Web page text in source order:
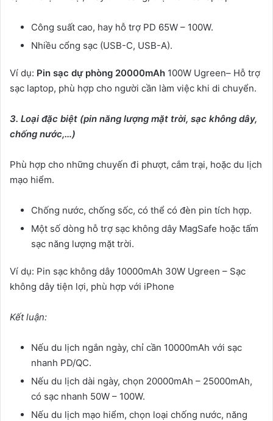
Công suất cao, hay hỗ trợ PD 65W – 100W.
Nhiều cổng sạc (USB-C, USB-A).
Ví dụ: Pin sạc dự phòng 20000mAh 100W Ugreen– Hỗ trợ
sạc laptop, phù hợp cho người cần làm việc khi di chuyển.
3. Loại đặc biệt (pin năng lượng mặt trời, sạc không dây,
chống nước,…)
Phù hợp cho những chuyến đi phượt, cắm trại, hoặc du lịch
mạo hiểm.
Chống nước, chống sốc, có thể có đèn pin tích hợp.
Một số dòng hỗ trợ sạc không dây MagSafe hoặc tấm
sạc năng lượng mặt trời.
Ví dụ: Pin sạc không dây 10000mAh 30W Ugreen – Sạc
không dây tiện lợi, phù hợp với iPhone
Kết luận:
Nếu du lịch ngắn ngày, chỉ cần 10000mAh với sạc
nhanh PD/QC.
Nếu du lịch dài ngày, chọn 20000mAh – 25000mAh,
có sạc nhanh 50W – 100W.
Nếu du lịch mạo hiểm, chọn loại chống nước, năng